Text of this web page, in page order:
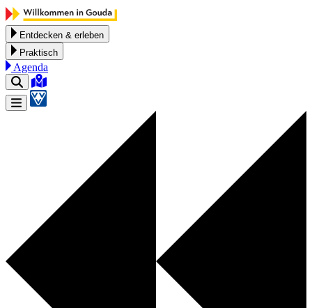
Zum Inhalt springen
Entdecken & erleben
Praktisch
Agenda